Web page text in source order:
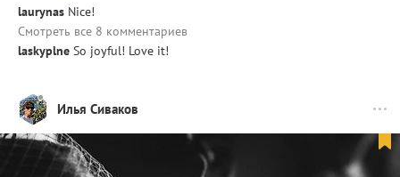
laurynas Nice!
Смотреть все 8 комментариев
laskyplne So joyful! Love it!
Илья Сиваков